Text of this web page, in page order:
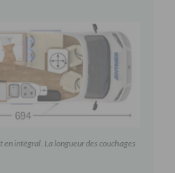
en intégral. La longueur des couchages